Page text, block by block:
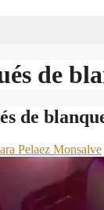
de
de
Pelaez Monsalve